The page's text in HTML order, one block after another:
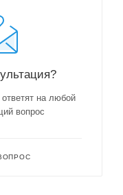
на любой
вопрос